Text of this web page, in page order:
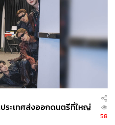
ระเทศส่งออกดนตรีที่ใหญ่
58